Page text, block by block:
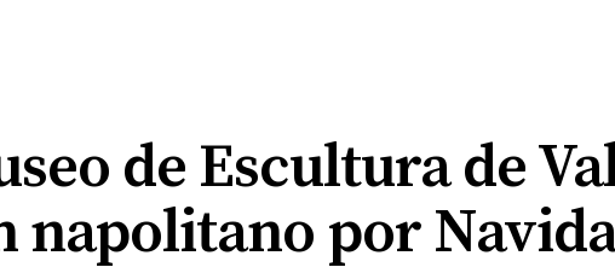
de Escultura de
napolitano por